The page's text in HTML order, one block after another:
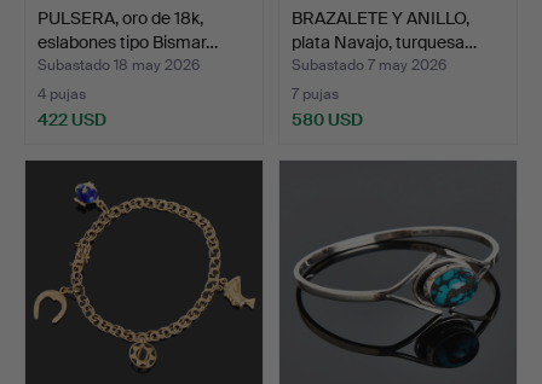
PULSERA, oro de 18k,
eslabones tipo Bismar…
Subastado 18 may 2026
4 pujas
422 USD
BRAZALETE Y ANILLO,
plata Navajo, turquesa…
Subastado 7 may 2026
7 pujas
580 USD